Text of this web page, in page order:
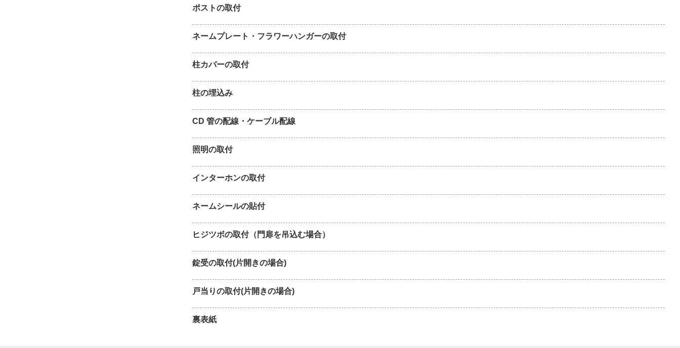
ポストの取付
ネームプレート・フラワーハンガーの取付
柱カバーの取付
柱の埋込み
CD 管の配線・ケーブル配線
照明の取付
インターホンの取付
ネームシールの貼付
ヒジツボの取付（門扉を吊込む場合）
錠受の取付(片開きの場合)
戸当りの取付(片開きの場合)
裏表紙